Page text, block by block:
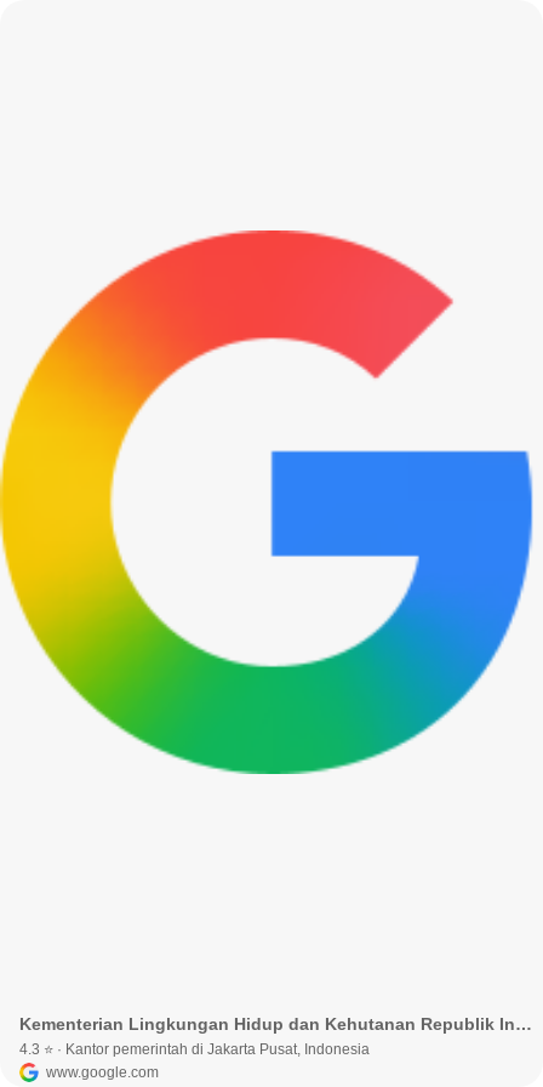
Kementerian Lingkungan Hidup dan Kehutanan Republik Indonesia · Kota Jakarta Pusat, Daerah Khusus Ibukota Jakarta, Indonesia
4.3 ⭐ · Kantor pemerintah di Jakarta Pusat, Indonesia
www.google.com